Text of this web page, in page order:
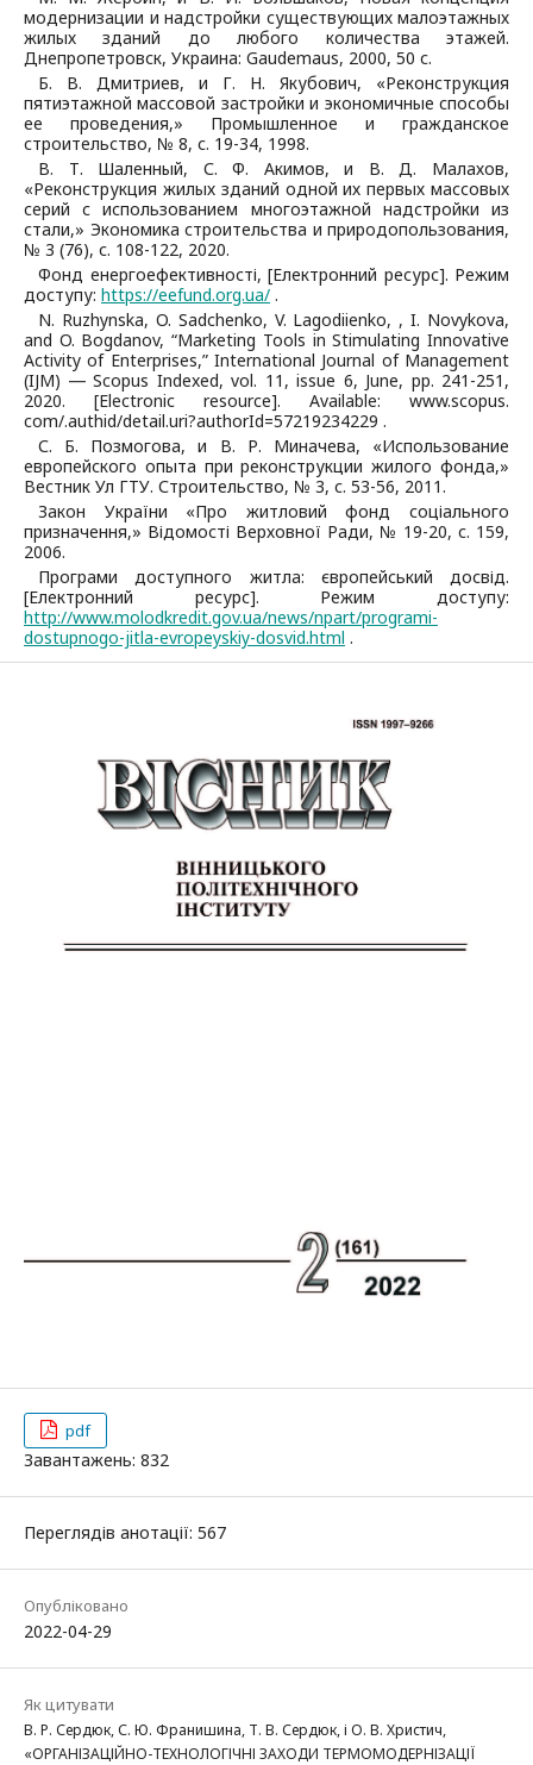
модернизации и надстройки существующих малоэтажных
жилых зданий до любого количества этажей.
Днепропетровск, Украина: Gaudemaus, 2000, 50 с.
Б. В. Дмитриев, и Г. Н. Якубович, «Реконструкция
пятиэтажной массовой застройки и экономичные способы
ее проведения,» Промышленное и гражданское
строительство, № 8, с. 19-34, 1998.
В. Т. Шаленный, С. Ф. Акимов, и В. Д. Малахов,
«Реконструкция жилых зданий одной их первых массовых
серий с использованием многоэтажной надстройки из
стали,» Экономика строительства и природопользования,
№ 3 (76), с. 108-122, 2020.
Фонд енергоефективності, [Електронний ресурс]. Режим
доступу: https://eefund.org.ua/ .
N. Ruzhynska, O. Sadchenko, V. Lagodiienko, , I. Novykova,
and O. Bogdanov, “Marketing Tools in Stimulating Innovative
Activity of Enterprises,” International Journal of Management
(IJM) ― Scopus Indexed, vol. 11, issue 6, June, pp. 241-251,
2020. [Electronic resource]. Available: www.scopus.
com/.authid/detail.uri?authorId=57219234229 .
С. Б. Позмогова, и В. Р. Миначева, «Использование
европейского опыта при реконструкции жилого фонда,»
Вестник Ул ГТУ. Строительство, № 3, с. 53-56, 2011.
Закон України «Про житловий фонд соціального
призначення,» Відомості Верховної Ради, № 19-20, с. 159,
2006.
Програми доступного житла: європейський досвід.
[Електронний ресурс]. Режим доступу:
http://www.molodkredit.gov.ua/news/npart/programi-
dostupnogo-jitla-evropeyskiy-dosvid.html .
pdf
Завантажень: 832
Переглядів анотації: 567
Опубліковано
2022-04-29
Як цитувати
В. Р. Сердюк, С. Ю. Франишина, Т. В. Сердюк, і О. В. Христич,
«ОРГАНІЗАЦІЙНО-ТЕХНОЛОГІЧНІ ЗАХОДИ ТЕРМОМОДЕРНІЗАЦІЇ